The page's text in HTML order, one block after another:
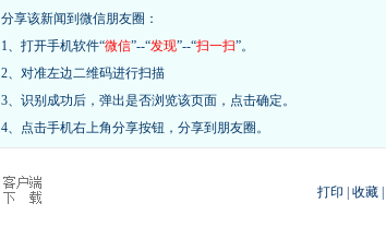
分享该新闻到微信朋友圈：
1、打开手机软件“微信”--“发现”--“扫一扫”。
2、对准左边二维码进行扫描
3、识别成功后，弹出是否浏览该页面，点击确定。
4、点击手机右上角分享按钮，分享到朋友圈。
打印 收藏